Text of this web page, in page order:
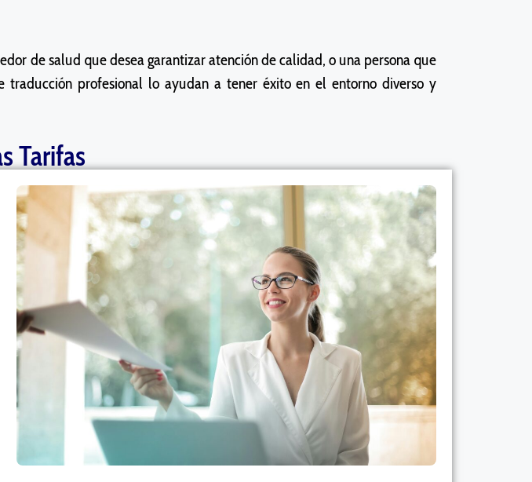
de salud que desea garantizar atención de calidad, o una persona que
traducción profesional lo ayudan a tener éxito en el entorno diverso y
Tarifas